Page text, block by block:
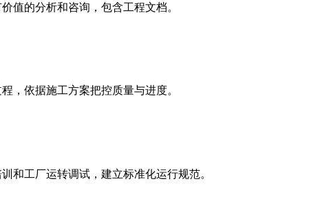
值的分析和咨询，包含工程文档。
，依据施工方案把控质量与进度。
和工厂运转调试，建立标准化运行规范。